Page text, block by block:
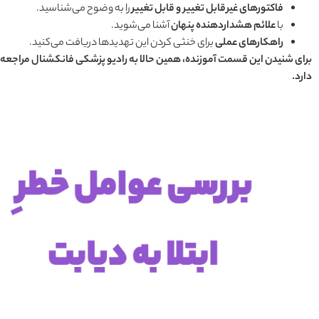
فاکتورهای غیرقابل تغییر و قابل تغییررا به وضوح می‌شناسید.
باعلائم هشداردهنده پنهانآشنا می‌شوید.
راهکارهای عملیبرای خنثی کردن این تهدیدها دریافت می‌کنید.
برای شنیدن این قسمت آموزنده، همین حالا به رادیو پزشکی فانکشنال
دارد.